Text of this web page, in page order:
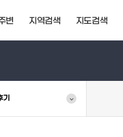
변 지역검색 지도검색
기